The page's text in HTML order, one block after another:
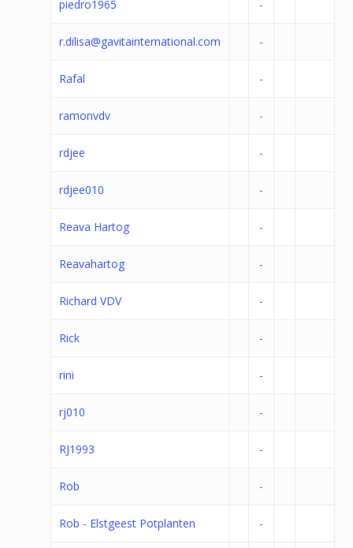
piedro1965 -
r.dilisa@gavitainternational.com -
Rafal -
ramonvdv -
rdjee -
rdjee010 -
Reava Hartog -
Reavahartog -
Richard VDV -
Rick -
rini -
rj010 -
RJ1993 -
Rob -
Rob - Elstgeest Potplanten -